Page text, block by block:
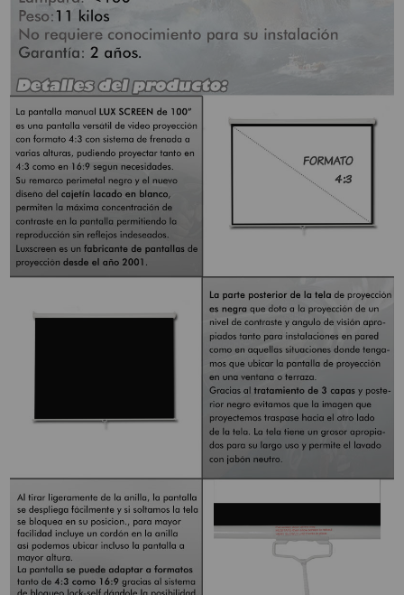
RECOMENDADOS
SOPORTE PARA PROYECTOR
CABLES Y ACCESORIOS
Atención Pedidos:
951 10 21 22
Lunes a Viernes: 9.00h a 15.30h
pedidos@proyectorbarato.com
Asistencia Técnica:
soporte@proyectorbarato.com